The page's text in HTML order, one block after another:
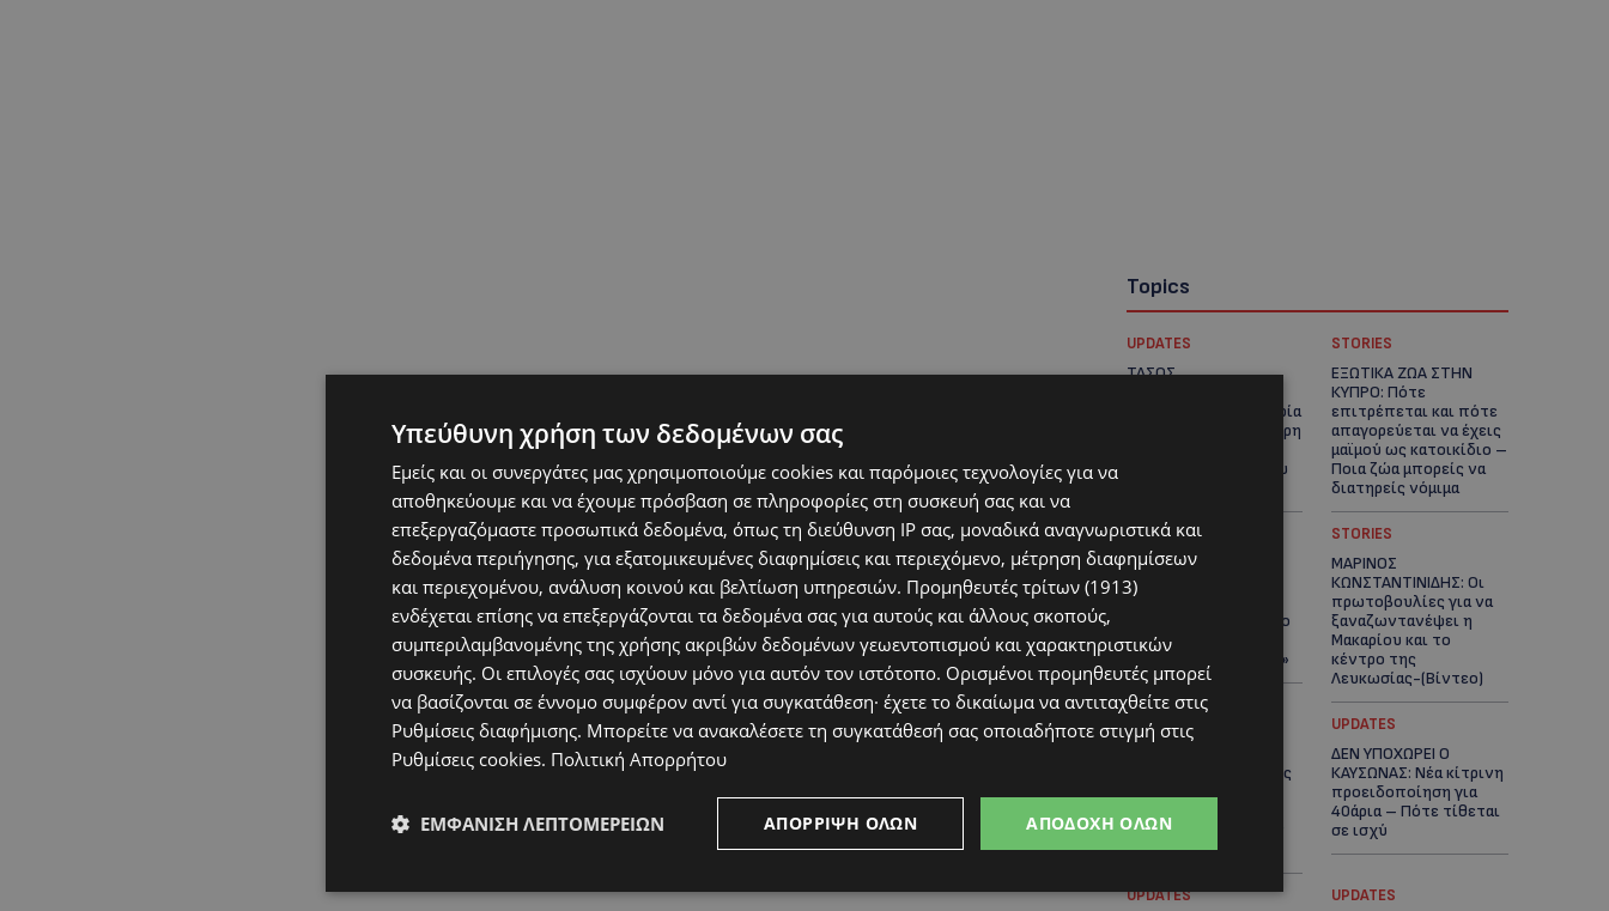
Topics
UPDATES
ΤΑΣΟΣ
συγκλονιστική ιστορία
του 12χρονου Δημήτρη
12.500 ευρώ που του
STORIES
ΕΞΩΤΙΚΑ ΖΩΑ ΣΤΗΝ
ΚΥΠΡΟ: Πότε
επιτρέπεται και πότε
απαγορεύεται να έχεις
μαϊμού ως κατοικίδιο –
Ποια ζώα μπορείς να
διατηρείς νόμιμα
UPDATES
ΧΩΡΙΣ ΣΩΣΣΙΒΙΟ Η
ΘΑΛΑΣΣΙΑ ΣΥΝΔΕΣΗ
ΚΥΠΡΟΥ-ΕΛΛΑΔΑΣ:
«Χωρίς επιδότηση το
πλοίο δεν θα
ξανασηκώσει άγκυρα»
STORIES
ΜΑΡΙΝΟΣ
ΚΩΝΣΤΑΝΤΙΝΙΔΗΣ: Οι
πρωτοβουλίες για να
ξαναζωντανέψει η
Μακαρίου και το
κέντρο της
Λευκωσίας-(Βίντεο)
UPDATES
ΛΕΥΚΩΣΙΑ: Χειροπέδες
να παραπλάνησε την
Αστυνομία
UPDATES
ΔΕΝ ΥΠΟΧΩΡΕΙ Ο
ΚΑΥΣΩΝΑΣ: Νέα κίτρινη
προειδοποίηση για
40άρια – Πότε τίθεται
σε ισχύ
UPDATES UPDATES
Υπεύθυνη χρήση των δεδομένων σας
Εμείς και οι συνεργάτες μας χρησιμοποιούμε cookies και παρόμοιες τεχνολογίες για να
αποθηκεύουμε και να έχουμε πρόσβαση σε πληροφορίες στη συσκευή σας και να
επεξεργαζόμαστε προσωπικά δεδομένα, όπως τη διεύθυνση IP σας, μοναδικά αναγνωριστικά και
δεδομένα περιήγησης, για εξατομικευμένες διαφημίσεις και περιεχόμενο, μέτρηση διαφημίσεων
και περιεχομένου, ανάλυση κοινού και βελτίωση υπηρεσιών. Προμηθευτές τρίτων (1913)
ενδέχεται επίσης να επεξεργάζονται τα δεδομένα σας για αυτούς και άλλους σκοπούς,
συμπεριλαμβανομένης της χρήσης ακριβών δεδομένων γεωεντοπισμού και χαρακτηριστικών
συσκευής. Οι επιλογές σας ισχύουν μόνο για αυτόν τον ιστότοπο. Ορισμένοι προμηθευτές μπορεί
να βασίζονται σε έννομο συμφέρον αντί για συγκατάθεση· έχετε το δικαίωμα να αντιταχθείτε στις
Ρυθμίσεις διαφήμισης. Μπορείτε να ανακαλέσετε τη συγκατάθεσή σας οποιαδήποτε στιγμή στις
Ρυθμίσεις cookies. Πολιτική Απορρήτου
ΑΠΟΔΟΧΉ ΌΛΩΝ
ΑΠΌΡΡΙΨΗ ΌΛΩΝ
ΕΜΦΆΝΙΣΗ ΛΕΠΤΟΜΕΡΕΙΏΝ